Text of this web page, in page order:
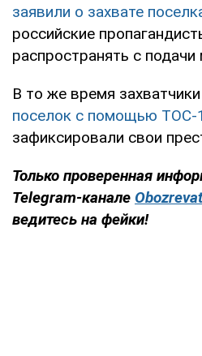
заявили о захвате
российские
распространять с
В то же время захватчики
поселок с помощью ТОС-
зафиксировали свои
Только проверенная
Telegram-канале
ведитесь на фейки!